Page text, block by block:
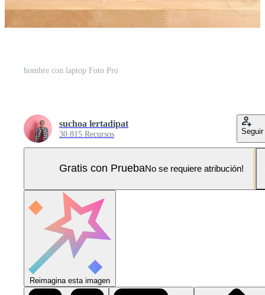
hombre con laptop Foto Pro
suchoa lertadipat
30.815 Recursos Seguir
Gratis con PruebaNo se requiere atribución!
Reimagina esta imagen